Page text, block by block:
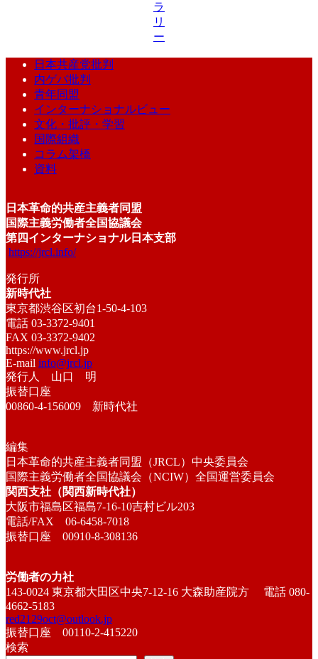
ラ
リ
ー
日本共産党批判
内ゲバ批判
青年同盟
インターナショナルビュー
文化・批評・学習
国際組織
コラム架橋
資料
日本革命的共産主義者同盟
国際主義労働者全国協議会
第四インターナショナル日本支部
https://jrcl.info/
発行所
新時代社
東京都渋谷区初台1-50-4-103
電話 03-3372-9401
FAX 03-3372-9402
https://www.jrcl.jp
E-mail info@jrcl.jp
発行人 山口 明
振替口座
00860-4-156009 新時代社
編集
日本革命的共産主義者同盟（JRCL）中央委員会
国際主義労働者全国協議会（NCIW）全国運営委員会
関西支社（関西新時代社）
大阪市福島区福島7-16-10吉村ビル203
電話/FAX 06-6458-7018
振替口座 00910-8-308136
労働者の力社
143-0024 東京都大田区中央7-12-16 大森助産院方 電話 080-
4662-5183
red2129oct@outlook.jp
振替口座 00110-2-415220
検索